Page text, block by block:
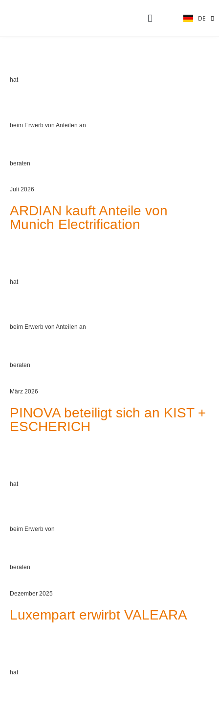
DE
EN
hat
beim Erwerb von Anteilen an
beraten
Juli 2026
ARDIAN kauft Anteile von
Munich Electrification
hat
beim Erwerb von Anteilen an
beraten
März 2026
PINOVA beteiligt sich an KIST +
ESCHERICH
hat
beim Erwerb von
beraten
Dezember 2025
Luxempart erwirbt VALEARA
hat